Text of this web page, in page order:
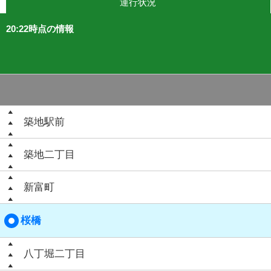
運行状況
20:22時点の情報
築地駅前
築地二丁目
新富町
桜橋
八丁堀二丁目